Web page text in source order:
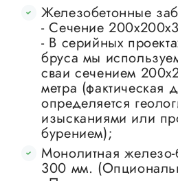
Железобетонные
- Сечение
- В серийных
бруса мы
сваи сечением
метра (фактическая
определяется
изысканиями или
бурением);
Монолитная железо-
300 мм.